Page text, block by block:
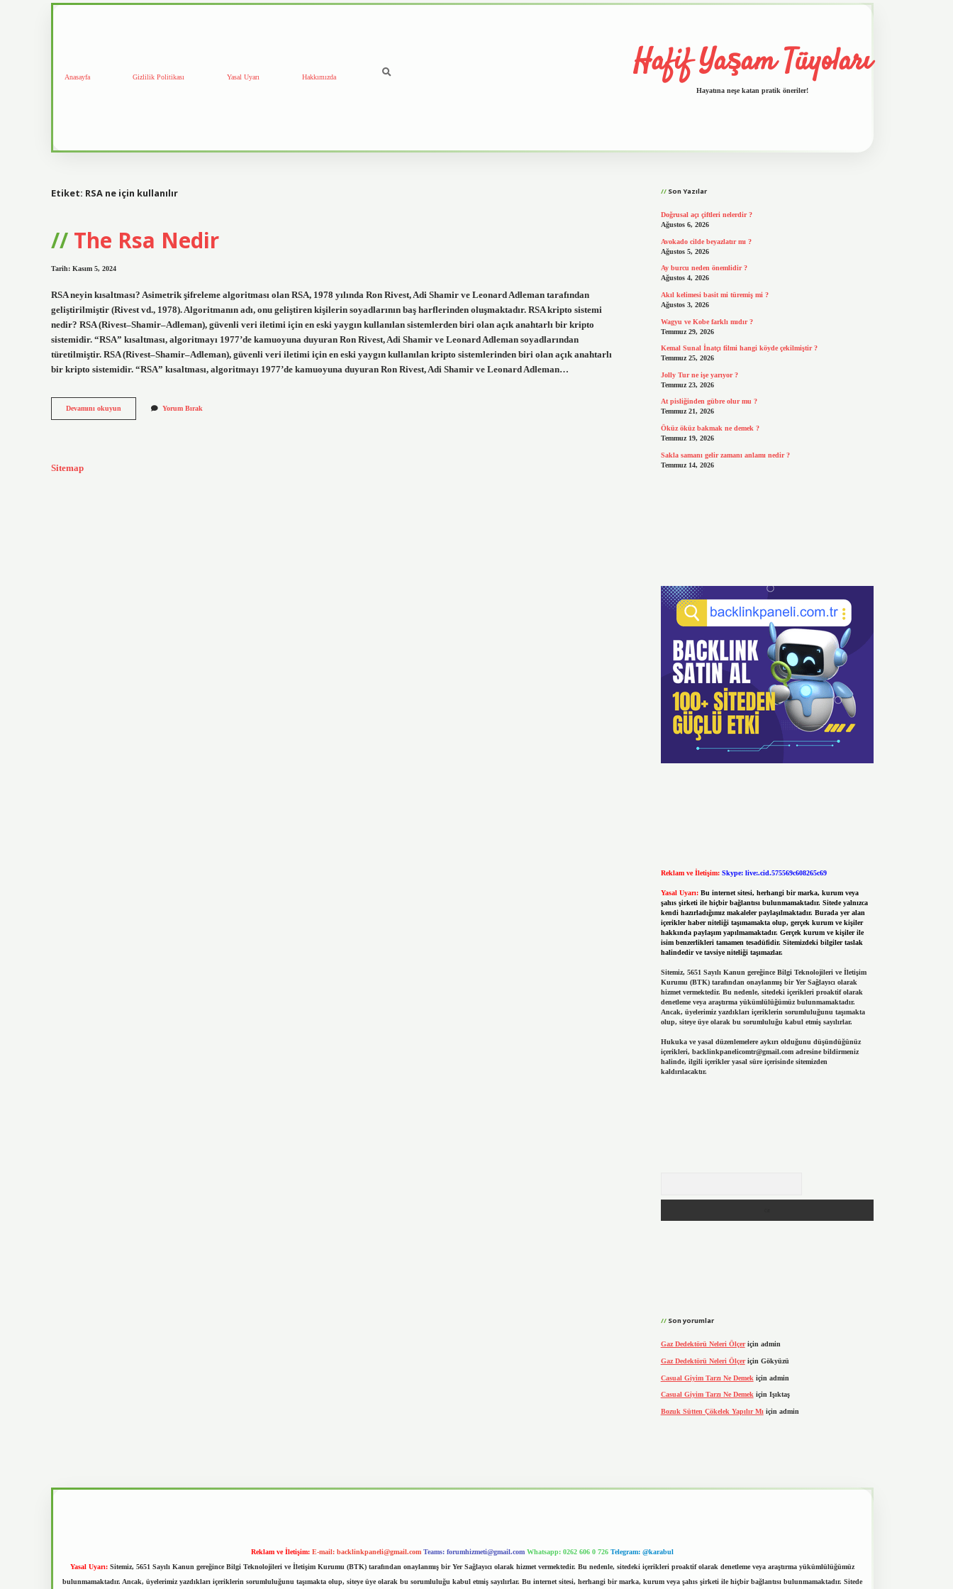
Anasayfa Gizlilik Politikası Yasal Uyarı Hakkımızda Hafif Yaşam Tüyoları
Hayatına neşe katan pratik öneriler!
Etiket: RSA ne için kullanılır
The Rsa Nedir
Tarih: Kasım 5, 2024
RSA neyin kısaltması? Asimetrik şifreleme algoritması olan RSA, 1978 yılında Ron Rivest, Adi Shamir ve Leonard Adleman tarafından
geliştirilmiştir (Rivest vd., 1978). Algoritmanın adı, onu geliştiren kişilerin soyadlarının baş harflerinden oluşmaktadır. RSA kripto sistemi
nedir? RSA (Rivest–Shamir–Adleman), güvenli veri iletimi için en eski yaygın kullanılan sistemlerden biri olan açık anahtarlı bir kripto
sistemidir. “RSA” kısaltması, algoritmayı 1977’de kamuoyuna duyuran Ron Rivest, Adi Shamir ve Leonard Adleman soyadlarından
türetilmiştir. RSA (Rivest–Shamir–Adleman), güvenli veri iletimi için en eski yaygın kullanılan kripto sistemlerinden biri olan açık anahtarlı
bir kripto sistemidir. “RSA” kısaltması, algoritmayı 1977’de kamuoyuna duyuran Ron Rivest, Adi Shamir ve Leonard Adleman…
Devamını okuyun
Rsa
Yorum Bırak
Sitemap
Son Yazılar
Doğrusal açı çiftleri nelerdir ?
Ağustos 6, 2026
Avokado cilde beyazlatır mı ?
Ağustos 5, 2026
Ay burcu neden önemlidir ?
Ağustos 4, 2026
Akıl kelimesi basit mi türemiş mi ?
Ağustos 3, 2026
Wagyu ve Kobe farklı mıdır ?
Temmuz 29, 2026
Kemal Sunal İnatçı filmi hangi köyde çekilmiştir ?
Temmuz 25, 2026
Jolly Tur ne işe yarıyor ?
Temmuz 23, 2026
At pisliğinden gübre olur mu ?
Temmuz 21, 2026
Öküz öküz bakmak ne demek ?
Temmuz 19, 2026
Sakla samanı gelir zamanı anlamı nedir ?
Temmuz 14, 2026
Reklam ve İletişim: Skype: live:.cid.575569c608265c69
Yasal Uyarı: Bu internet sitesi, herhangi bir marka, kurum veya
şahıs şirketi ile hiçbir bağlantısı bulunmamaktadır. Sitede yalnızca
kendi hazırladığımız makaleler paylaşılmaktadır. Burada yer alan
içerikler haber niteliği taşımamakta olup, gerçek kurum ve kişiler
hakkında paylaşım yapılmamaktadır. Gerçek kurum ve kişiler ile
isim benzerlikleri tamamen tesadüfidir. Sitemizdeki bilgiler taslak
halindedir ve tavsiye niteliği taşımazlar.
Sitemiz, 5651 Sayılı Kanun gereğince Bilgi Teknolojileri ve İletişim
Kurumu (BTK) tarafından onaylanmış bir Yer Sağlayıcı olarak
hizmet vermektedir. Bu nedenle, sitedeki içerikleri proaktif olarak
denetleme veya araştırma yükümlülüğümüz bulunmamaktadır.
Ancak, üyelerimiz yazdıkları içeriklerin sorumluluğunu taşımakta
olup, siteye üye olarak bu sorumluluğu kabul etmiş sayılırlar.
Hukuka ve yasal düzenlemelere aykırı olduğunu düşündüğünüz
içerikleri, backlinkpanelicomtr@gmail.comadresine bildirmeniz
halinde, ilgili içerikler yasal süre içerisinde sitemizden
kaldırılacaktır.
Son yorumlar
Gaz Dedektörü Neleri Ölçeriçin admin
Gaz Dedektörü Neleri Ölçeriçin Gökyüzü
Casual Giyim Tarzı Ne Demek için admin
Casual Giyim Tarzı Ne Demek için Işıktaş
Bozuk Sütten Çökelek Yapılır Mı için admin
Reklam ve İletişim: E-mail: backlinkpaneli@gmail.com Teams: forumhizmeti@gmail.com Whatsapp: 0262 606 0 726 Telegram: @karabul
Yasal Uyarı: Sitemiz, 5651 Sayılı Kanun gereğince Bilgi Teknolojileri ve İletişim Kurumu (BTK) tarafından onaylanmış bir Yer Sağlayıcı olarak hizmet vermektedir. Bu nedenle, sitedeki içerikleri proaktif olarak denetleme veya araştırma yükümlülüğümüz
bulunmamaktadır. Ancak, üyelerimiz yazdıkları içeriklerin sorumluluğunu taşımakta olup, siteye üye olarak bu sorumluluğu kabul etmiş sayılırlar. Bu internet sitesi, herhangi bir marka, kurum veya şahıs şirketi ile hiçbir bağlantısı bulunmamaktadır. Sitede